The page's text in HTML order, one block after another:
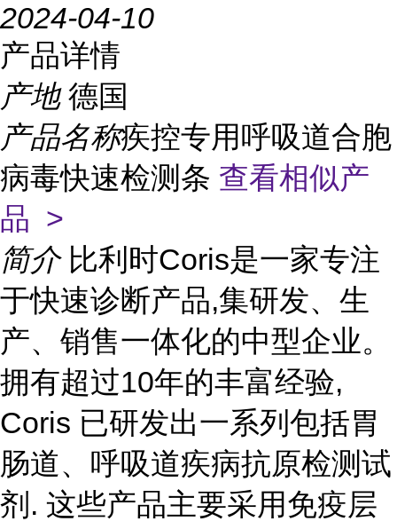
2024-04-10
产品详情
产地 德国
产品名称疾控专用呼吸道合胞
病毒快速检测条 查看相似产
品 >
简介 比利时Coris是一家专注
于快速诊断产品,集研发、生
产、销售一体化的中型企业。
拥有超过10年的丰富经验,
Coris 已研发出一系列包括胃
肠道、呼吸道疾病抗原检测试
剂. 这些产品主要采用免疫层